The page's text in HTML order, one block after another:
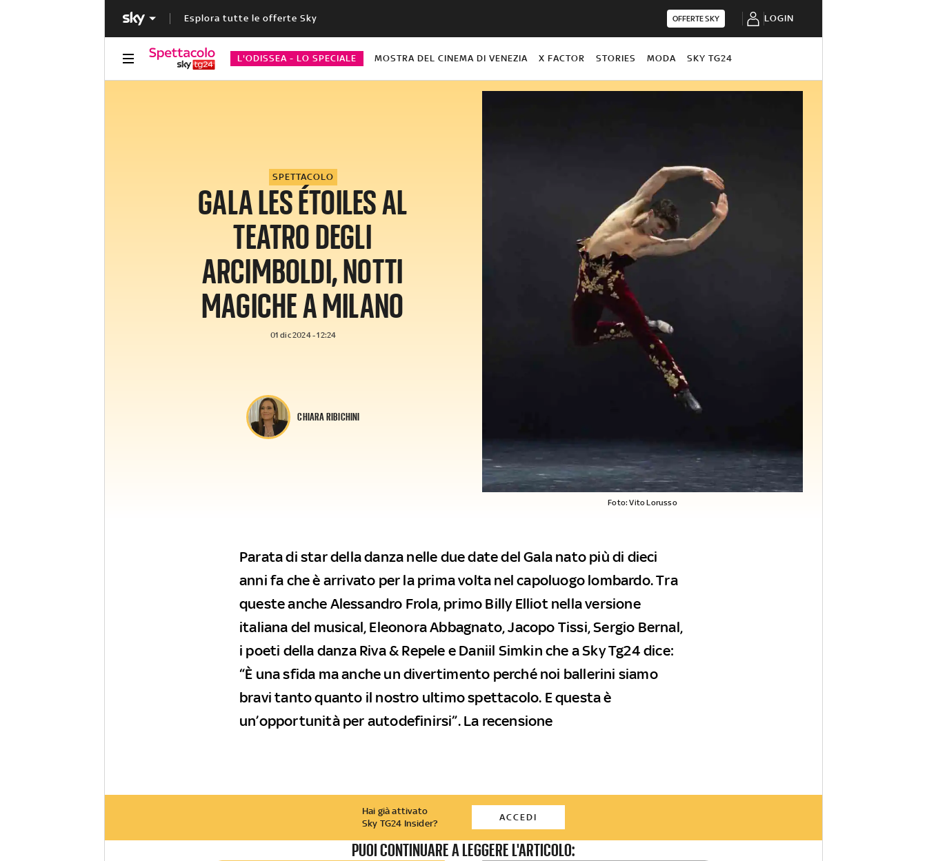
Esplora tutte le offerte Sky OFFERTE SKY LOGIN
L'ODISSEA - LO SPECIALE MOSTRA DEL CINEMA DI VENEZIA X FACTOR STORIES MODA SKY TG24
SPETTACOLO
GALA LES ÉTOILES AL
TEATRO DEGLI
ARCIMBOLDI, NOTTI
MAGICHE A MILANO
01 dic 2024 - 12:24
CHIARA RIBICHINI
Foto: Vito Lorusso
Parata di star della danza nelle due date del Gala nato più di dieci
anni fa che è arrivato per la prima volta nel capoluogo lombardo. Tra
queste anche Alessandro Frola, primo Billy Elliot nella versione
italiana del musical, Eleonora Abbagnato, Jacopo Tissi, Sergio Bernal,
i poeti della danza Riva & Repele e Daniil Simkin che a Sky Tg24 dice:
“È una sfida ma anche un divertimento perché noi ballerini siamo
bravi tanto quanto il nostro ultimo spettacolo. E questa è
un’opportunità per autodefinirsi”. La recensione
Hai già attivato
Sky TG24 Insider?
ACCEDI
PUOI CONTINUARE A LEGGERE L'ARTICOLO: